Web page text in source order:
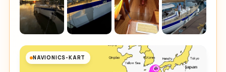
NAVIONICS-KART